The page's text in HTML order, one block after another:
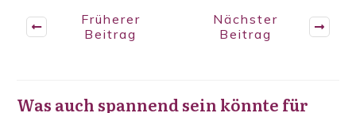
Früherer
Beitrag
Nächster
Beitrag
Was auch spannend sein könnte für